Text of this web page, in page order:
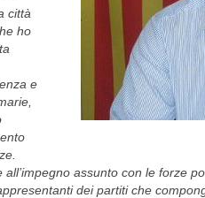
città
ho
e
assunto con le forze
dei partiti che